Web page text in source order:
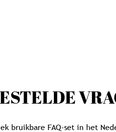
bruikbare FAQ-set in het